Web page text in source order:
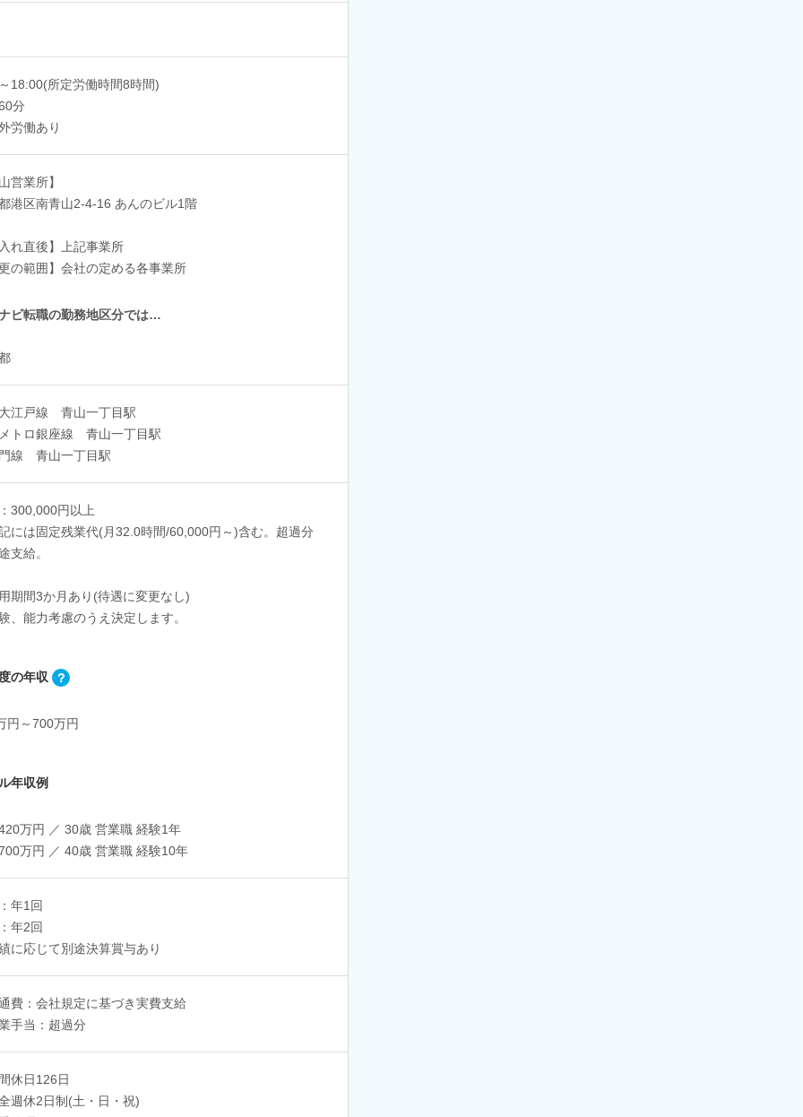
18:00(所定労働時間8時間)
分
労働あり
営業所】
港区南青山2-4-16 あんのビル1階
れ直後】上記事業所
の範囲】会社の定める各事業所
ビ転職の勤務地区分では…
江戸線 青山一丁目駅
トロ銀座線 青山一丁目駅
線 青山一丁目駅
300,000円以上
には固定残業代(月32.0時間/60,000円～)含む。超過分
支給。
期間3か月あり(待遇に変更なし)
、能力考慮のうえ決定します。
の年収
円～700万円
年収例
万円 ／ 30歳 営業職 経験1年
万円 ／ 40歳 営業職 経験10年
年1回
年2回
に応じて別途決算賞与あり
費：会社規定に基づき実費支給
手当：超過分
休日126日
週休2日制(土・日・祝)